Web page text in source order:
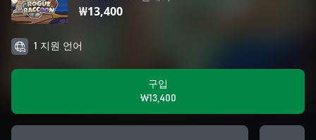
₩13,400
1 지원 언어
구입
₩13,400